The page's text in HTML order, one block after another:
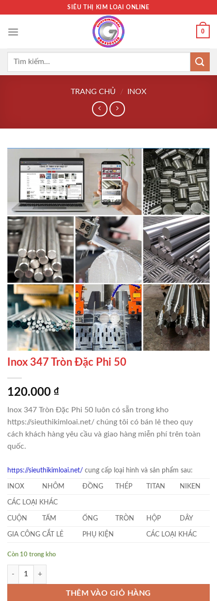
nội
SIÊU THỊ KIM LOẠI ONLINE
0
Tìm
TRANG CHỦ / INOX
Inox 347 Tròn Đặc Phi 50
120.000 ₫
Inox 347 Tròn Đặc Phi 50 luôn có sẵn trong kho
https://sieuthikimloai.net/ chúng tôi có bán lẻ theo quy
cách khách hàng yêu cầu và giao hàng miễn phí trên toàn
quốc.
https://sieuthikimloai.net/ cung cấp loại hình và sản phẩm sau:
INOX NHÔM ĐỒNG THÉP TITAN NIKEN
CÁC LOẠI KHÁC
CUỘN TẤM ỐNG TRÒN HỘP DÂY
GIA CÔNG CẮT LẺ PHỤ KIỆN CÁC LOẠI KHÁC
Còn 10 trong kho
Inox 347 Tròn Đặc Phi 50 số lượng
THÊM VÀO GIỎ HÀNG